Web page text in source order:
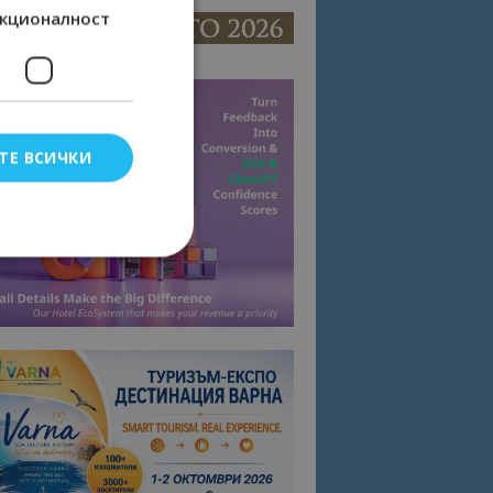
ВСИЧКИ
влизане и
съгласието
на сайта.